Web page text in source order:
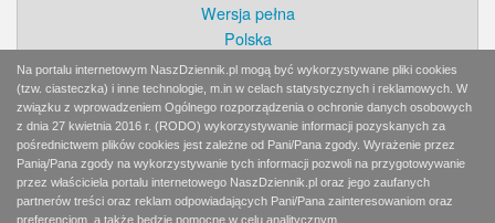
Wersja pełna
Polska
Świat
Ekonomia
Myśl
Wiara
Sport
BlogiAiD
Zaproszenia
Na portalu internetowym NaszDziennik.pl mogą być wykorzystywane pliki cookies
(tzw. ciasteczka) i inne technologie, m.in w celach statystycznych i reklamowych. W
związku z wprowadzeniem Ogólnego rozporządzenia o ochronie danych osobowych
z dnia 27 kwietnia 2016 r. (RODO) wykorzystywanie informacji pozyskanych za
pośrednictwem plików cookies jest zależne od Pani/Pana zgody. Wyrażenie przez
Panią/Pana zgody na wykorzystywanie tych informacji pozwoli na przygotowywanie
przez właściciela portalu internetowego NaszDziennik.pl oraz jego zaufanych
partnerów treści oraz reklam odpowiadających Pani/Pana zainteresowaniom oraz
preferencjom, a także będzie pomocne w celu analitycznym.